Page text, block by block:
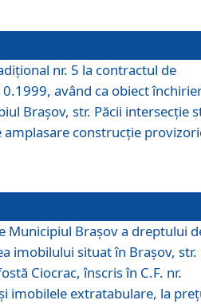
nr. 5 la contractul de
având ca obiect
Brașov, str. Păcii intersecție
amplasare construcție
Municipiul Brașov a dreptului
imobilului situat în Brașov, str.
Ciocrac, înscris în C.F. nr.
imobilele extratabulare, la